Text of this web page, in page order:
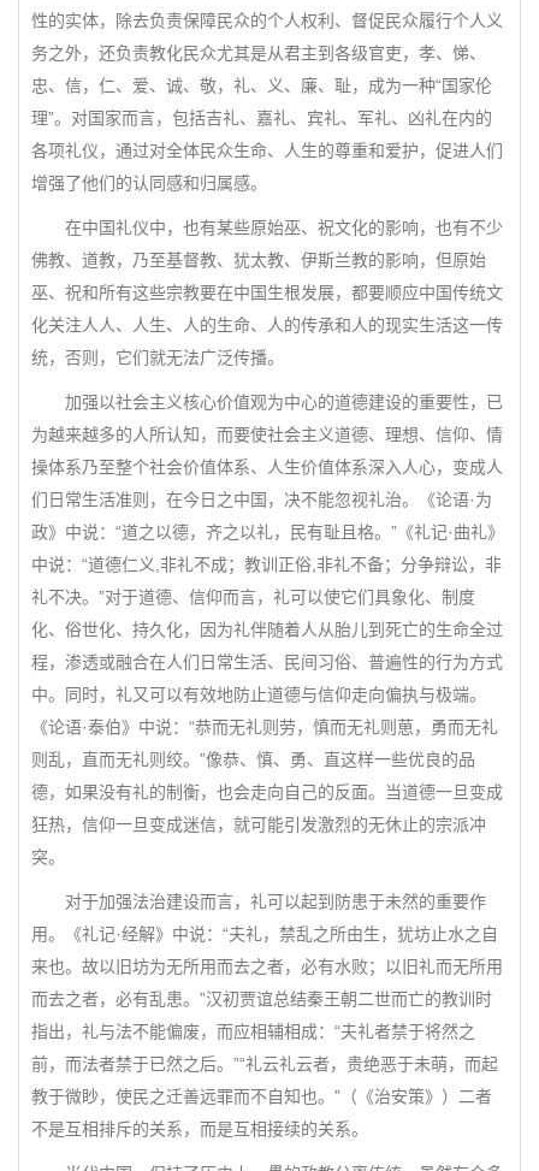
性的实体，除去负责保障民众的个人权利、督促民众履行个人义
务之外，还负责教化民众尤其是从君主到各级官吏，孝、悌、
忠、信，仁、爱、诚、敬，礼、义、廉、耻，成为一种“国家伦
理”。对国家而言，包括吉礼、嘉礼、宾礼、军礼、凶礼在内的
各项礼仪，通过对全体民众生命、人生的尊重和爱护，促进人们
增强了他们的认同感和归属感。
在中国礼仪中，也有某些原始巫、祝文化的影响，也有不少
佛教、道教，乃至基督教、犹太教、伊斯兰教的影响，但原始
巫、祝和所有这些宗教要在中国生根发展，都要顺应中国传统文
化关注人人、人生、人的生命、人的传承和人的现实生活这一传
统，否则，它们就无法广泛传播。
加强以社会主义核心价值观为中心的道德建设的重要性，已
为越来越多的人所认知，而要使社会主义道德、理想、信仰、情
操体系乃至整个社会价值体系、人生价值体系深入人心，变成人
们日常生活准则，在今日之中国，决不能忽视礼治。《论语·为
政》中说：“道之以德，齐之以礼，民有耻且格。”《礼记·曲礼》
中说：“道德仁义,非礼不成；教训正俗,非礼不备；分争辩讼，非
礼不决。”对于道德、信仰而言，礼可以使它们具象化、制度
化、俗世化、持久化，因为礼伴随着人从胎儿到死亡的生命全过
程，渗透或融合在人们日常生活、民间习俗、普遍性的行为方式
中。同时，礼又可以有效地防止道德与信仰走向偏执与极端。
《论语·泰伯》中说：“恭而无礼则劳，慎而无礼则葸，勇而无礼
则乱，直而无礼则绞。”像恭、慎、勇、直这样一些优良的品
德，如果没有礼的制衡，也会走向自己的反面。当道德一旦变成
狂热，信仰一旦变成迷信，就可能引发激烈的无休止的宗派冲
突。
对于加强法治建设而言，礼可以起到防患于未然的重要作
用。《礼记·经解》中说：“夫礼，禁乱之所由生，犹坊止水之自
来也。故以旧坊为无所用而去之者，必有水败；以旧礼而无所用
而去之者，必有乱患。”汉初贾谊总结秦王朝二世而亡的教训时
指出，礼与法不能偏废，而应相辅相成：“夫礼者禁于将然之
前，而法者禁于已然之后。”“礼云礼云者，贵绝恶于未萌，而起
教于微眇，使民之迁善远罪而不自知也。”（《治安策》）二者
不是互相排斥的关系，而是互相接续的关系。